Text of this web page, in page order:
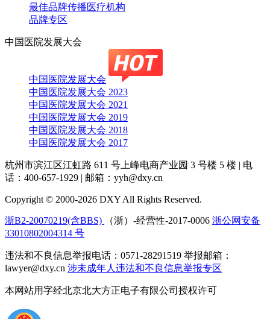
最佳品牌传播医疗机构
品牌专区
中国医院发展大会
中国医院发展大会
中国医院发展大会 2023
中国医院发展大会 2021
中国医院发展大会 2019
中国医院发展大会 2018
中国医院发展大会 2017
杭州市滨江区江虹路 611 号上峰电商产业园 3 号楼 5 楼 | 电
话：400-657-1929 | 邮箱：yyh@dxy.cn
Copyright © 2000-2026 DXY All Rights Reserved.
浙B2-20070219(含BBS) （浙）-经营性-2017-0006 浙公网安备
33010802004314 号
违法和不良信息举报电话：0571-28291519 举报邮箱：
lawyer@dxy.cn 涉未成年人违法和不良信息举报专区
本网站用字经北京北大方正电子有限公司授权许可